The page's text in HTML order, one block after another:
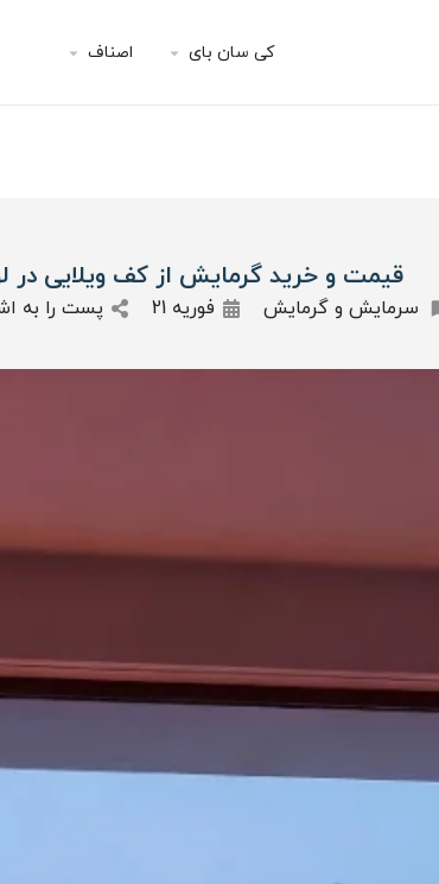
کی سان بای اصناف
قیمت و خرید گرمایش از کف ویلایی در
سرمایش و گرمایش فوریه 21 پست را به